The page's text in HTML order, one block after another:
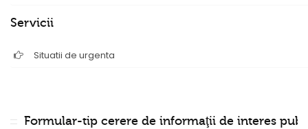
Servicii
Situatii de urgenta
Formular-tip cerere de informaţii de interes